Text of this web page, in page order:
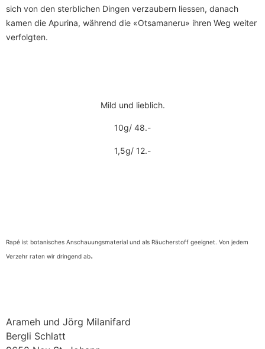
sich von den sterblichen Dingen verzaubern liessen, danach
kamen die Apurina, während die «Otsamaneru» ihren Weg weiter
verfolgten.
Mild und lieblich.
10g/ 48.-
1,5g/ 12.-
Rapé ist botanisches Anschauungsmaterial und als Räucherstoff geeignet. Von jedem
Verzehr raten wir dringend ab.
Arameh und Jörg Milanifard
Bergli Schlatt